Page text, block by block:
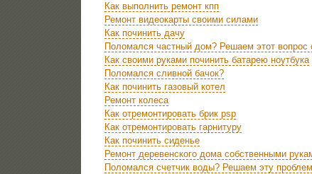
Как выполнить ремонт кпп
Ремонт видеокарты своими силами
Как починить дачу
Поломался частный дом? Решаем этот вопрос
Как своими руками починить батарею ноутбука
Поломался сливной бачок?
Как починить газовый котел
Ремонт колеса
Как отремонтировать брик psp
Как отремонтировать гарнитуру
Как починить сиденье
Ремонт деревенского дома собственными
Поломался счетчик воды? Решаем эту